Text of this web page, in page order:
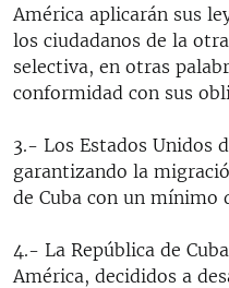
América aplicarán sus
los ciudadanos de la
selectiva, en otras
conformidad con sus
3.- Los Estados Unidos
garantizando la
de Cuba con un mínimo
4.- La República de
América, decididos a